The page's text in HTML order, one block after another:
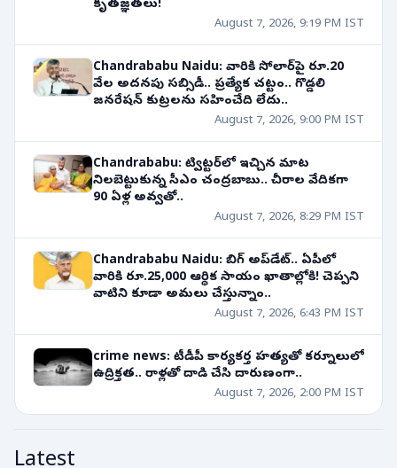
కృతజ్ఞతలు!
August 7, 2026, 9:19 PM IST
Chandrababu Naidu: వారికి సోలార్‌పై రూ.20
వేల అదనపు సబ్సిడీ.. ప్రత్యేక చట్టం.. గొడ్డలి
జనరేషన్ కుట్రలను సహించేది లేదు..
August 7, 2026, 9:00 PM IST
Chandrababu: ట్విట్టర్‌లో ఇచ్చిన మాట
నిలబెట్టుకున్న సీఎం చంద్రబాబు.. చీరాల వేదికగా
90 ఏళ్ల అవ్వతో..
August 7, 2026, 8:29 PM IST
Chandrababu Naidu: బిగ్ అప్‌డేట్.. ఏపీలో
వారికి రూ.25,000 ఆర్థిక సాయం ఖాతాల్లోకి! చెప్పని
వాటిని కూడా అమలు చేస్తున్నాం..
August 7, 2026, 6:43 PM IST
crime news: టీడీపీ కార్యకర్త హత్యతో కర్నూలులో
ఉద్రిక్తత.. రాళ్లతో దాడి చేసి దారుణంగా..
August 7, 2026, 2:00 PM IST
Latest